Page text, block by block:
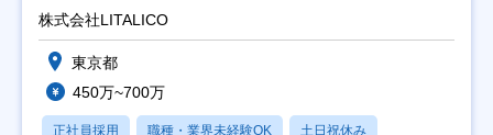
株式会社LITALICO
東京都
450万~700万
正社員採用 職種・業界未経験OK 土日祝休み